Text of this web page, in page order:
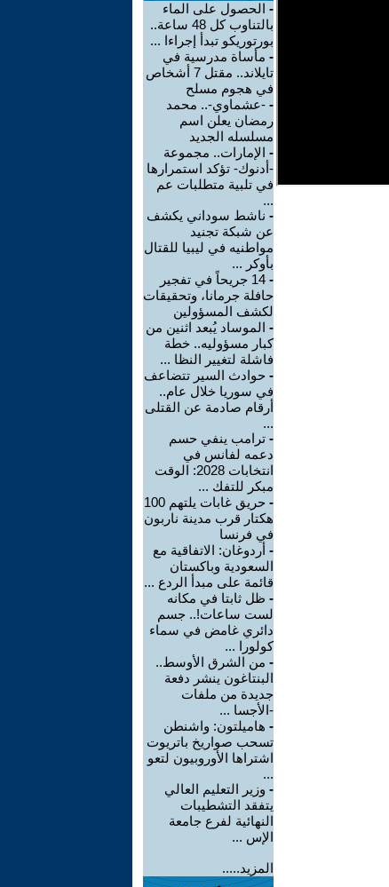
- الحصول على الماء
بالتناوب كل 48 ساعة..
بورتوريكو تبدأ إجراءا ...
- مأساة مدرسية في
تايلاند.. مقتل 7 أشخاص
في هجوم مسلح
- -عشماوي-.. محمد
رمضان يعلن اسم
مسلسله الجديد
- الإمارات.. مجموعة
-أدنوك- تؤكد استمرارها
في تلبية متطلبات عم
...
- ناشط سوداني يكشف
عن شبكة تجنيد
مواطنيه في ليبيا للقتال
بأوكر ...
-
14 جريحاً في تفجير
حافلة جرمانا، وتحقيقات
لكشف المسؤولين
- الموساد يُبعد اثنين من
كبار مسؤوليه.. خطة
فاشلة لتغيير النظا ...
- حوادث السير تتضاعف
في سوريا خلال عام..
أرقام صادمة عن القتلى
...
- ترامب ينفي حسم
دعمه لفانس في
انتخابات 2028: الوقت
مبكر للتفك ...
-
حريق غابات يلتهم 100
هكتار قرب مدينة ناربون
في فرنسا
- أردوغان: الاتفاقية مع
السعودية وباكستان
قائمة على مبدأ الردع ...
- ظل ثابتا في مكانه
لست ساعات!.. جسم
دائري غامض في سماء
كولورا ...
- من الشرق الأوسط..
البنتاغون ينشر دفعة
جديدة من ملفات
-الأجسا ...
- هاميلتون: واشنطن
تسحب صواريخ باتريوت
اشتراها الأوروبيون لتعو
...
- وزير التعليم العالي
يتفقد التشطيبات
النهائية لفرع جامعة
الإس ...
المزيد.....